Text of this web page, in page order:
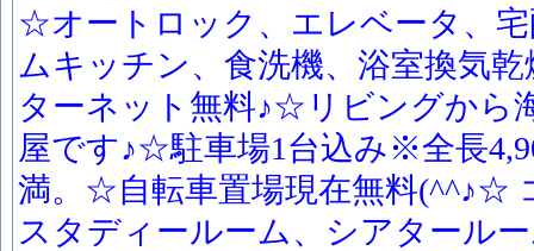
☆オートロック、エレベータ、
ムキッチン、食洗機、浴室換気
ターネット無料♪☆リビングから
屋です♪☆駐車場1台込み※全長
満。☆自転車置場現在無料(^^♪☆
スタディールーム、シアタール